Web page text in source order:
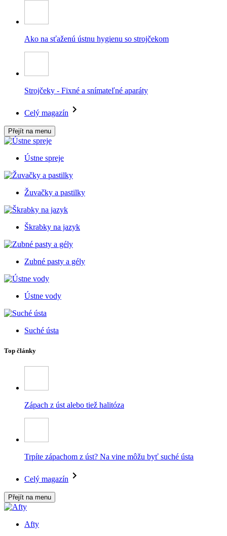
Ako na sťaženú ústnu hygienu so strojčekom
Strojčeky - Fixné a snímateľné aparáty
Celý magazín
Přejít na menu
Ústne spreje
Žuvačky a pastilky
Škrabky na jazyk
Zubné pasty a gély
Ústne vody
Suché ústa
Top články
Zápach z úst alebo tiež halitóza
Trpíte zápachom z úst? Na vine môžu byť suché ústa
Celý magazín
Přejít na menu
Afty